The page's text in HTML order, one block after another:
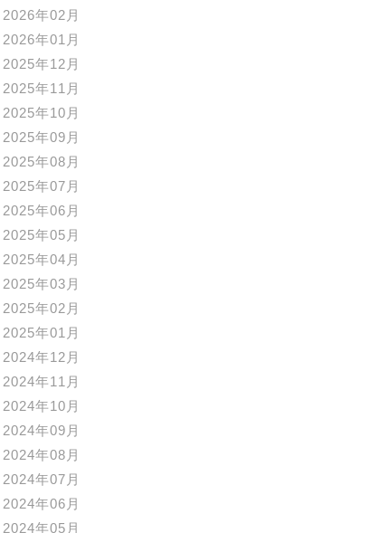
2026年02月
2026年01月
2025年12月
2025年11月
2025年10月
2025年09月
2025年08月
2025年07月
2025年06月
2025年05月
2025年04月
2025年03月
2025年02月
2025年01月
2024年12月
2024年11月
2024年10月
2024年09月
2024年08月
2024年07月
2024年06月
2024年05月